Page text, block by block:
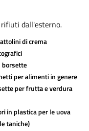
dall'esterno.
di crema
borsette
per alimenti in genere
per frutta e verdura
in plastica per le uova
taniche)